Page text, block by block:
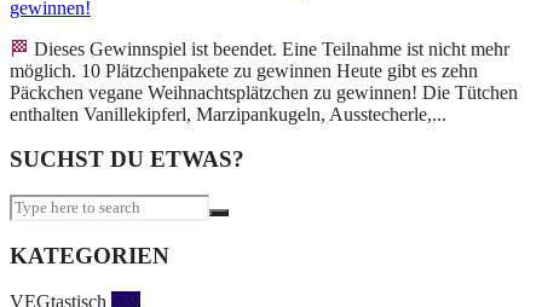
🏁 Dieses Gewinnspiel ist beendet. Eine Teilnahme ist nicht mehr
möglich. 10 Plätzchenpakete zu gewinnen Heute gibt es zehn
Päckchen vegane Weihnachtsplätzchen zu gewinnen! Die Tütchen
enthalten Vanillekipferl, Marzipankugeln, Ausstecherle,...
SUCHST DU ETWAS?
KATEGORIEN
VEGtastisch 559